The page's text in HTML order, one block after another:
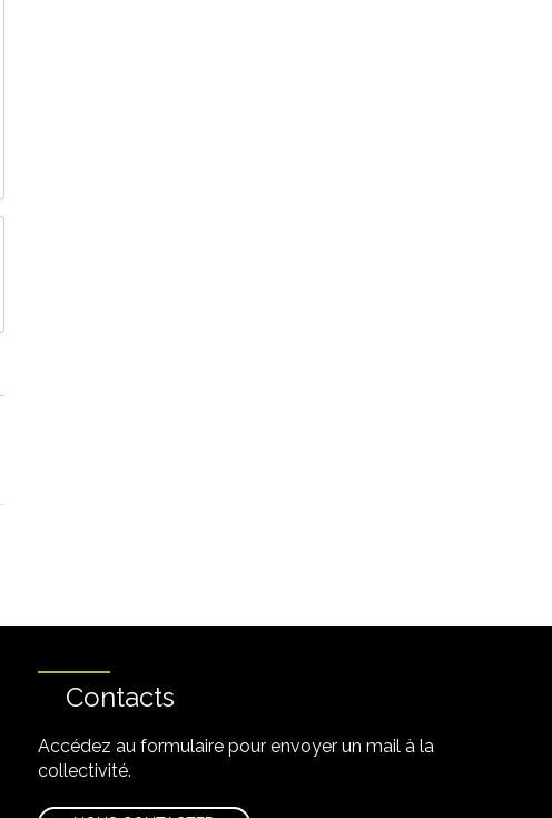
Contacts
Accédez au formulaire pour envoyer un mail à la
collectivité.